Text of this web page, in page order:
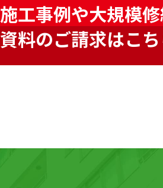
施工事例や大規模
資料のご請求はこ